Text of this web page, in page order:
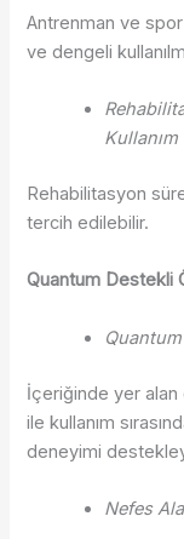
Antrenman ve
ve dengeli
Kullanım
Rehabilitasyon
tercih edilebilir.
Quantum Destekli
İçeriğinde yer alan
ile kullanım
deneyimi
Nefes